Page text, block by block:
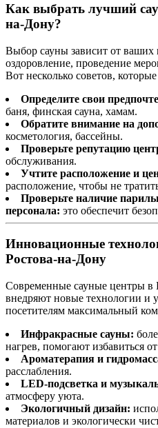
Как выбрать лучший
на-Дону?
Выбор сауны зависит от ваших
оздоровление, проведение
Вот несколько советов,
Определите свои
баня, финская сауна, хамам.
Обратите внимание на
косметология, бассейны.
Проверьте репутацию
обслуживания.
Учтите расположение и
расположение, чтобы не
Проверьте наличие
персонала: это обеспечит
Инновационные
Ростова-на-Дону
Современные сауные центры в
внедряют новые технологии и
посетителям максимальный
Инфракрасные сауны:
нагрев, помогают избавиться
Ароматерапия и
расслабления.
LED-подсветка и
атмосферу уюта.
Экологичный дизайн:
материалов и экологически